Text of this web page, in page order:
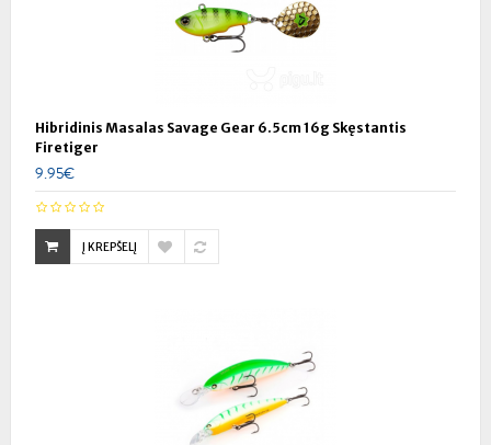
Hibridinis Masalas Savage Gear 6.5cm 16g Skęstantis
Firetiger
9.95€
Į KREPŠELĮ